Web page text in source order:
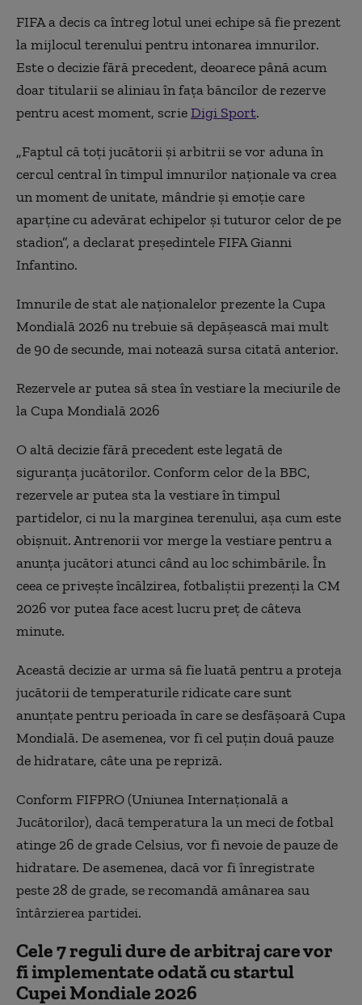
FIFA a decis ca întreg lotul unei echipe să fie prezent
la mijlocul terenului pentru intonarea imnurilor.
Este o decizie fără precedent, deoarece până acum
doar titularii se aliniau în fața băncilor de rezerve
pentru acest moment, scrieDigi Sport.
„Faptul că toți jucătorii și arbitrii se vor aduna în
cercul central în timpul imnurilor naționale va crea
un moment de unitate, mândrie și emoție care
aparține cu adevărat echipelor și tuturor celor de pe
stadion”, a declarat președintele FIFA Gianni
Infantino.
Imnurile de stat ale naționalelor prezente la Cupa
Mondială 2026 nu trebuie să depășească mai mult
de 90 de secunde, mai notează sursa citată anterior.
Rezervele ar putea să stea în vestiare la meciurile de
la Cupa Mondială 2026
O altă decizie fără precedent este legată de
siguranța jucătorilor. Conform celor de la BBC,
rezervele ar putea sta la vestiare în timpul
partidelor, ci nu la marginea terenului, așa cum este
obișnuit. Antrenorii vor merge la vestiare pentru a
anunța jucători atunci când au loc schimbările. În
ceea ce privește încălzirea, fotbaliștii prezenți la CM
2026 vor putea face acest lucru preț de câteva
minute.
Această decizie ar urma să fie luată pentru a proteja
jucătorii de temperaturile ridicate care sunt
anunțate pentru perioada în care se desfășoară Cupa
Mondială. De asemenea, vor fi cel puțin două pauze
de hidratare, câte una pe repriză.
Conform FIFPRO (Uniunea Internațională a
Jucătorilor), dacă temperatura la un meci de fotbal
atinge 26 de grade Celsius, vor fi nevoie de pauze de
hidratare. De asemenea, dacă vor fi înregistrate
peste 28 de grade, se recomandă amânarea sau
întârzierea partidei.
Cele 7 reguli dure de arbitraj care vor
fi implementate odată cu startul
Cupei Mondiale 2026